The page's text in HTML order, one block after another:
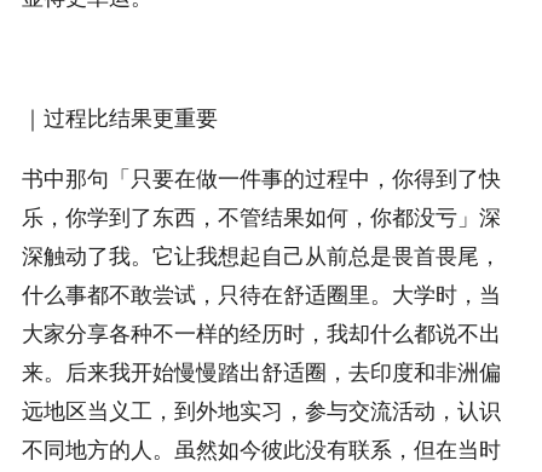
｜过程比结果更重要
书中那句「只要在做一件事的过程中，你得到了快
乐，你学到了东西，不管结果如何，你都没亏」深
深触动了我。它让我想起自己从前总是畏首畏尾，
什么事都不敢尝试，只待在舒适圈里。大学时，当
大家分享各种不一样的经历时，我却什么都说不出
来。后来我开始慢慢踏出舒适圈，去印度和非洲偏
远地区当义工，到外地实习，参与交流活动，认识
不同地方的人。虽然如今彼此没有联系，但在当时